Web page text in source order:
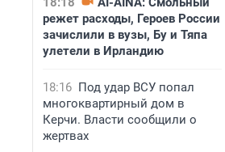
режет расходы, Героев России
зачислили в вузы, Бу и Тяпа
улетели в Ирландию
18:16 Под удар ВСУ попал
многоквартирный дом в
Керчи. Власти сообщили о
жертвах